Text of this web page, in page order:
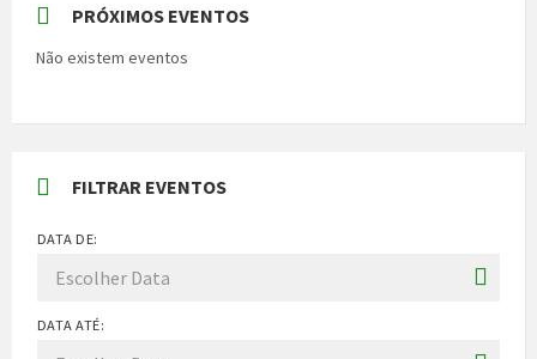
PRÓXIMOS EVENTOS
Não existem eventos
FILTRAR EVENTOS
DATA DE:
DATA ATÉ: